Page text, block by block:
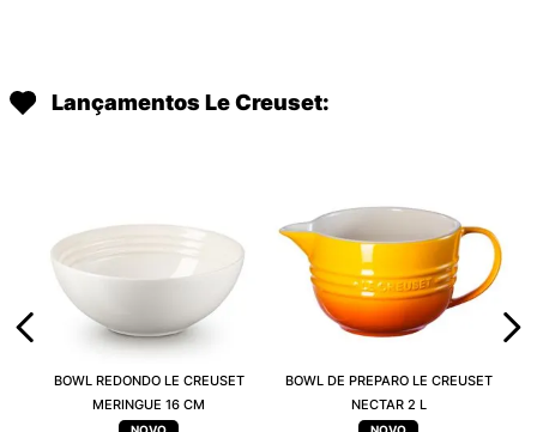
Lançamentos Le Creuset:
BOWL REDONDO LE CREUSET
MERINGUE 16 CM
BOWL DE PREPARO LE CREUSET
NECTAR 2 L